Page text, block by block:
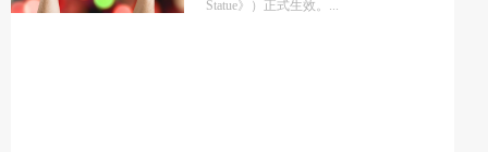
Statue》）正式生效。